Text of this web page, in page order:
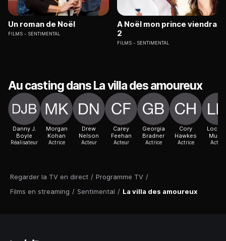
Regarder la TV en direct / Programme TV /
Films en streaming / Sentimental / La villa des amoureux
Un roman de Noël
FILMS SENTIMENTAL
A Noël mon prince viendra
2
FILMS SENTIMENTAL
Au casting dans La villa des amoureux
Danny J.
Boyle
Réalisateur
Morgan
Kohan
Actrice
Drew
Nelson
Acteur
Carey
Feehan
Acteur
Georgia
Bradner
Actrice
Cory
Hawkes
Actrice Acteur